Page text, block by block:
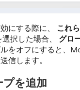
にする際に、
これ
択した場合、 グロ
をオフにすると、
信します。
を追加